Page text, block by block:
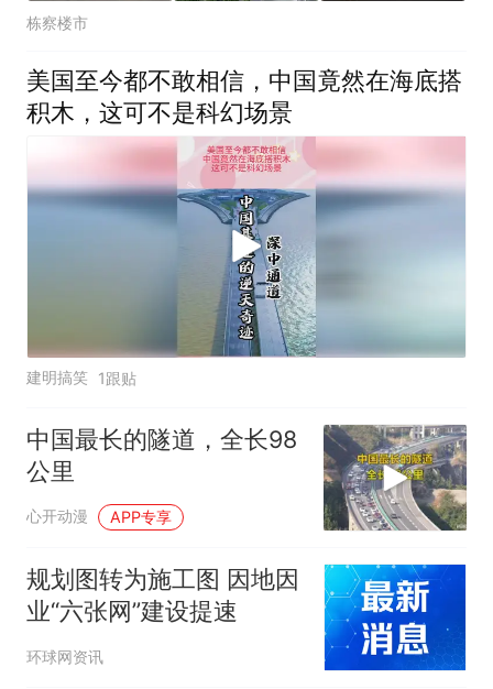
栋察楼市
美国至今都不敢相信，中国竟然在海底搭
积木，这可不是科幻场景
建明搞笑 1跟贴
中国最长的隧道，全长98
公里
心开动漫 APP专享
规划图转为施工图 因地因
业“六张网”建设提速
环球网资讯